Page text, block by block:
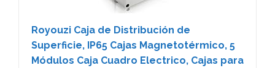
Royouzi Caja de Distribución de
Superficie, IP65 Cajas Magnetotérmico, 5
Módulos Caja Cuadro Electrico, Cajas para